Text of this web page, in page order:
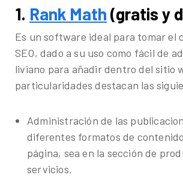
1. Rank Math (gratis y
Es un software ideal para tomar el
SEO, dado a su uso como fácil de
liviano para añadir dentro del sitio
particularidades destacan las
Administración de las
diferentes formatos de
página, sea en la sección de
servicios.